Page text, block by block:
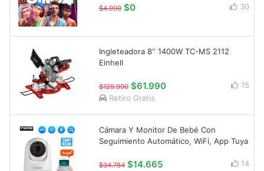
$4.990 $0 30
Ingleteadora 8'' 1400W TC-MS 2112
Einhell
$129.990 $61.990
15
Retiro Gratis
Cámara Y Monitor De Bebé Con
Seguimiento Automático, WiFi, App Tuya
$34.784 $14.665
14